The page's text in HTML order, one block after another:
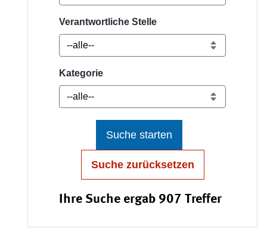
Verantwortliche Stelle
Kategorie
Suche starten
Suche zurücksetzen
Ihre Suche ergab 907 Treffer